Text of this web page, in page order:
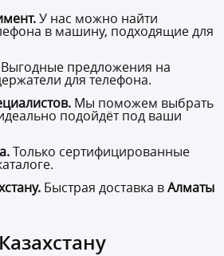
У нас можно найти
в машину, подходящие для
Выгодные предложения на
для телефона.
Мы поможем выбрать
подойдёт под ваши
Только сертифицированные
Быстрая доставка вАлматы